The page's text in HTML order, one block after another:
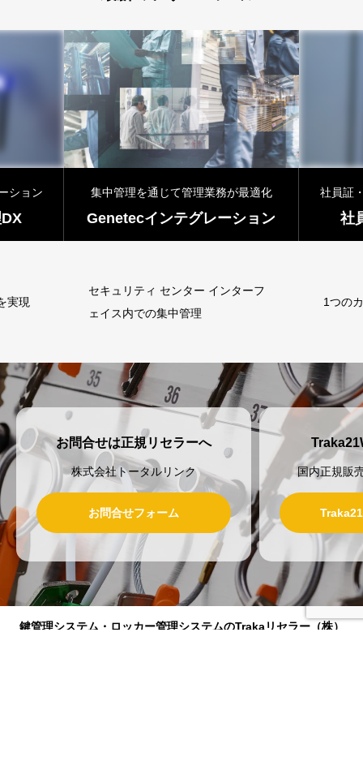
ション
実現
集中管理を通じて管理業務が最適化
Genetecインテグレーション
セキュリティ センター インターフ
ェイス内での集中管理
社員証
社
1つの
お問合せは正規リセラーへ
株式会社トータルリンク
お問合せフォーム
国内正規販
鍵管理システム・ロッカー管理システムのTrakaリセラー（株）